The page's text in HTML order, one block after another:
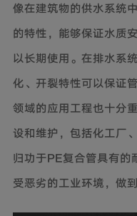
像在建筑物的供水系统
的特性，能够保证水质
以长期使用。在排水系统
化、开裂特性可以保证
领域的应用工程也十分
设和维护，包括化工厂
归功于PE复合管具有的
受恶劣的工业环境，做